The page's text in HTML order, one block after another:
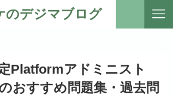
のデジマブログ
Platformアドミニスト
おすすめ問題集・過去問